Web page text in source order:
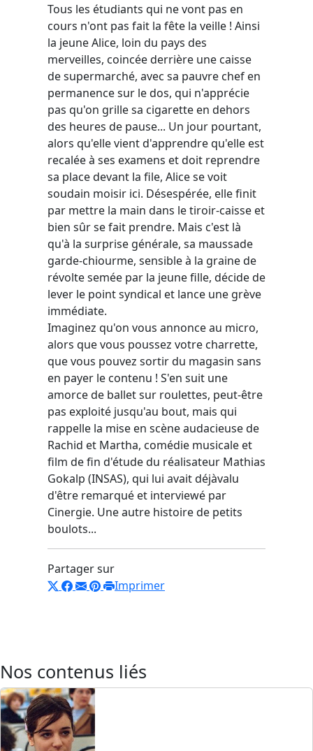
Tous les étudiants qui ne vont pas en
cours n'ont pas fait la fête la veille ! Ainsi
la jeune Alice, loin du pays des
merveilles, coincée derrière une caisse
de supermarché, avec sa pauvre chef en
permanence sur le dos, qui n'apprécie
pas qu'on grille sa cigarette en dehors
des heures de pause... Un jour pourtant,
alors qu'elle vient d'apprendre qu'elle est
recalée à ses examens et doit reprendre
sa place devant la file, Alice se voit
soudain moisir ici. Désespérée, elle finit
par mettre la main dans le tiroir-caisse et
bien sûr se fait prendre. Mais c'est là
qu'à la surprise générale, sa maussade
garde-chiourme, sensible à la graine de
révolte semée par la jeune fille, décide de
lever le point syndical et lance une grève
immédiate.
Imaginez qu'on vous annonce au micro,
alors que vous poussez votre charrette,
que vous pouvez sortir du magasin sans
en payer le contenu ! S'en suit une
amorce de ballet sur roulettes, peut-être
pas exploité jusqu'au bout, mais qui
rappelle la mise en scène audacieuse de
Rachid et Martha, comédie musicale et
film de fin d'étude du réalisateur Mathias
Gokalp (INSAS), qui lui avait déjàvalu
d'être remarqué et interviewé par
Cinergie. Une autre histoire de petits
boulots...
Partager sur
Imprimer
Nos contenus liés